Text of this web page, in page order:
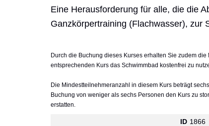
Eine Herausforderung für alle, die die
Ganzkörpertraining (Flachwasser), zur
Durch die Buchung dieses Kurses erhalten Sie zudem
entsprechenden Kurs das Schwimmbad kostenfrei zu
Die Mindestteilnehmeranzahl in diesem Kurs beträgt
Buchung von weniger als sechs Personen den Kurs zu
erstatten.
ID 1866